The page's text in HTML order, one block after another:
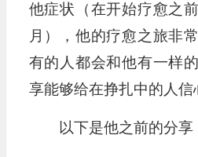
他症状（在开始疗愈之
月），他的疗愈之旅非
有的人都会和他有一样
享能够给在挣扎中的人信
以下是他之前的分享